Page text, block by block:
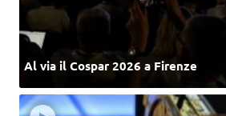
Al via il Cospar 2026 a Firenze